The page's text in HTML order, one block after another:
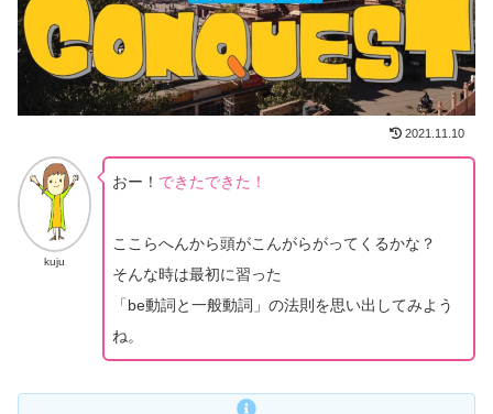
2021.11.10
kuju
おー！ できたできた！
ここらへんから頭がこんがらがってくるかな？
そんな時は最初に習った
「be動詞と一般動詞」の法則を思い出してみよう
ね。